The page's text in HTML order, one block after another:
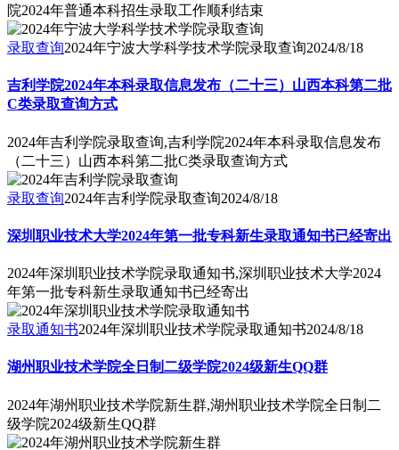
院2024年普通本科招生录取工作顺利结束
录取查询2024年宁波大学科学技术学院录取查询2024/8/18
吉利学院2024年本科录取信息发布（二十三）山西本科第二批
C类录取查询方式
2024年吉利学院录取查询,吉利学院2024年本科录取信息发布
（二十三）山西本科第二批C类录取查询方式
录取查询2024年吉利学院录取查询2024/8/18
深圳职业技术大学2024年第一批专科新生录取通知书已经寄出
2024年深圳职业技术学院录取通知书,深圳职业技术大学2024
年第一批专科新生录取通知书已经寄出
录取通知书2024年深圳职业技术学院录取通知书2024/8/18
湖州职业技术学院全日制二级学院2024级新生QQ群
2024年湖州职业技术学院新生群,湖州职业技术学院全日制二
级学院2024级新生QQ群